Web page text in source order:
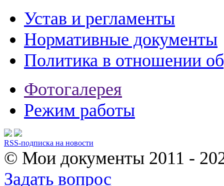
Устав и регламенты
Нормативные документы
Политика в отношении
Фотогалерея
Режим работы
RSS-подписка на новости
© Мои документы 2011 -
Задать вопрос